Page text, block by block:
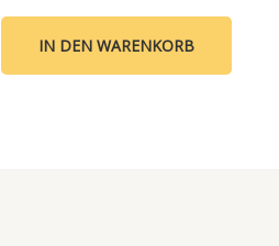
IN DEN WARENKORB